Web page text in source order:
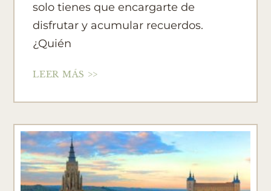
solo tienes que encargarte de
disfrutar y acumular recuerdos.
¿Quién
LEER MÁS >>